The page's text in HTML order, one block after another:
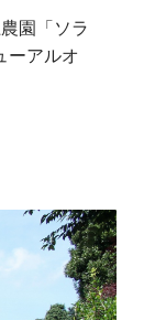
園「ソラ
ーアルオ